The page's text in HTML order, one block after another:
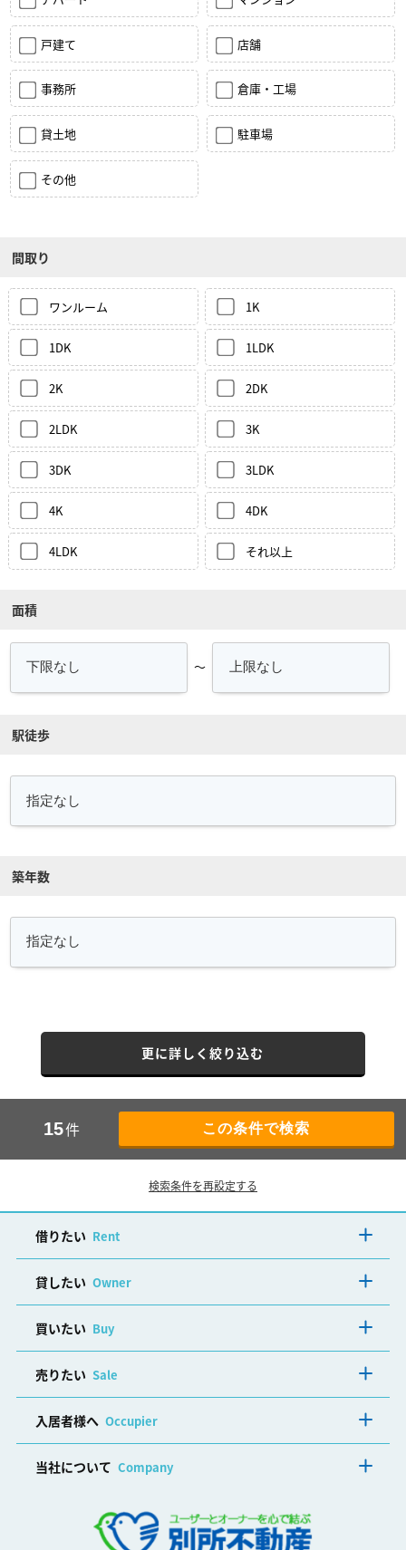
戸建て 店舗
事務所 倉庫・工場
貸土地 駐車場
その他
間取り
ワンルーム 1K
1DK 1LDK
2K 2DK
2LDK 3K
3DK 3LDK
4K 4DK
4LDK それ以上
面積
～
駅徒歩
築年数
更に詳しく絞り込む
15件
検索条件を再設定する
借りたい Rent
貸したい Owner
買いたい Buy
売りたい Sale
入居者様へ Occupier
当社について Company